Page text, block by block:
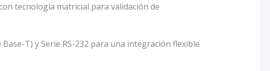
tecnología matricial para validación de
T) y Serie RS-232 para una integración flexible